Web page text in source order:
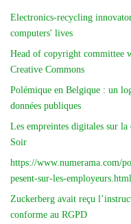
Electronics-recycling
computers' lives
Head of copyright committee
Creative Commons
Polémique en Belgique : un
données publiques
Les empreintes digitales sur
Soir
https://www.numerama.com/
pesent-sur-les-employeurs.html
Zuckerberg avait reçu
conforme au RGPD